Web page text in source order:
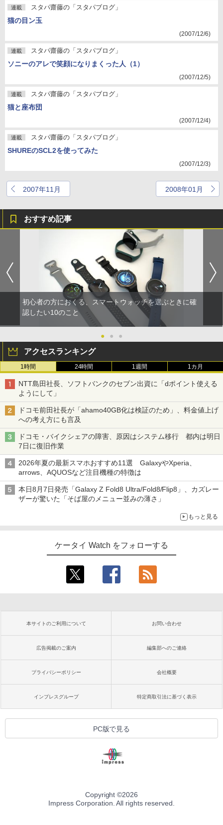
連載 スタパ齋藤の「スタパブログ」
猫の目ン玉
(2007/12/6)
連載 スタパ齋藤の「スタパブログ」
ソニーのアレで笑顔になりまくった人（1）
(2007/12/5)
連載 スタパ齋藤の「スタパブログ」
猫と座布団
(2007/12/4)
連載 スタパ齋藤の「スタパブログ」
SHUREのSCL2を使ってみた
(2007/12/3)
2007年11月 2008年01月
おすすめ記事
初心者の方におくる、スマートウォッチを選ぶときに確
認したい10のこと
● ● ●
アクセスランキング
1時間 24時間 1週間 1カ月
NTT島田社長、ソフトバンクのセブン出資に「dポイント使える
ようにして」
ドコモ前田社長が「ahamo40GB化は検証のため」、料金値上げ
への考え方にも言及
ドコモ・バイクシェアの障害、原因はシステム移行 都内は明日
7日に復旧作業
2026年夏の最新スマホおすすめ11選 GalaxyやXperia、
arrows、AQUOSなど注目機種の特徴は
本日8月7日発売「Galaxy Z Fold8 Ultra/Fold8/Flip8」、カズレー
ザーが驚いた「そば屋のメニュー並みの薄さ」
もっと見る
ケータイ Watch をフォローする
本サイトのご利用について お問い合わせ
広告掲載のご案内 編集部へのご連絡
プライバシーポリシー 会社概要
インプレスグループ 特定商取引法に基づく表示
PC版で見る
Copyright ©2026
Impress Corporation. All rights reserved.